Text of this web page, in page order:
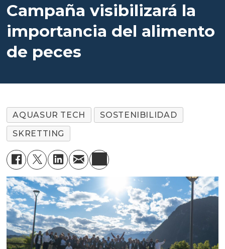
Campaña visibilizará la
importancia del alimento
de peces
AQUASUR TECH
SOSTENIBILIDAD
SKRETTING